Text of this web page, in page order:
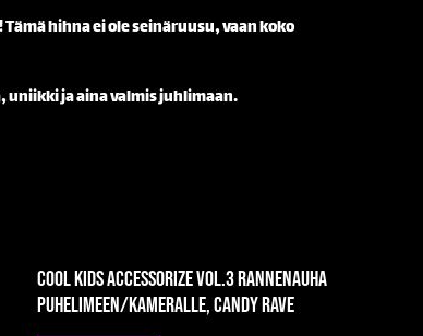
hihna ei ole seinäruusu, vaan koko
uniikki ja aina valmis juhlimaan.
Cool Kids Accessorize vol.3 rannenauha
puhelimeen/kameralle, Candy Rave